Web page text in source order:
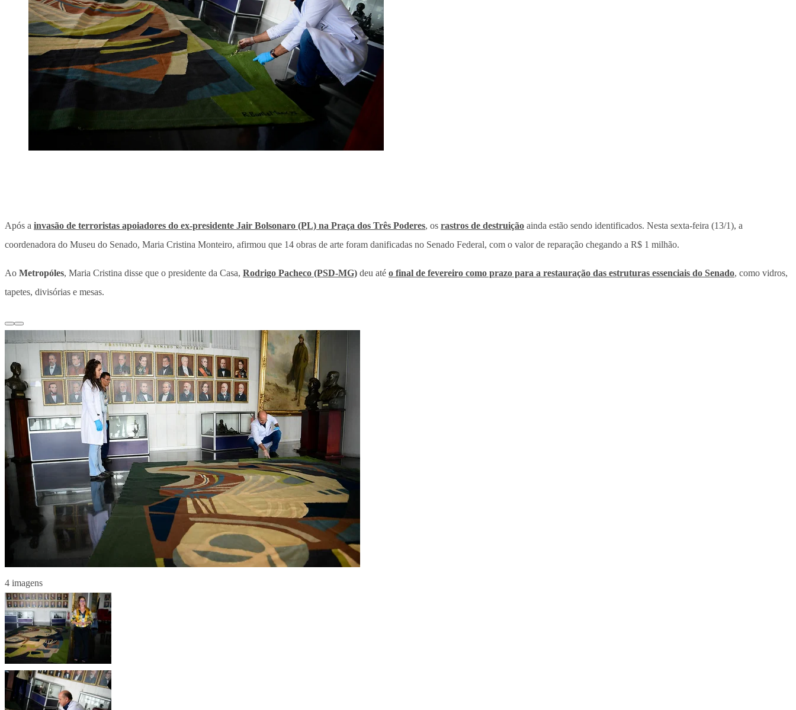
Após a invasão de terroristas apoiadores do ex-presidente Jair Bolsonaro (PL) na Praça dos Três Poderes, os rastros de destruição ainda estão sendo identificados. Nesta sexta-feira (13/1), a
coordenadora do Museu do Senado, Maria Cristina Monteiro, afirmou que 14 obras de arte foram danificadas no Senado Federal, com o valor de reparação chegando a R$ 1 milhão.
Ao Metropóles, Maria Cristina disse que o presidente da Casa, Rodrigo Pacheco (PSD-MG) deu até o final de fevereiro como prazo para a restauração das estruturas essenciais do Senado, como vidros,
tapetes, divisórias e mesas.
4 imagens